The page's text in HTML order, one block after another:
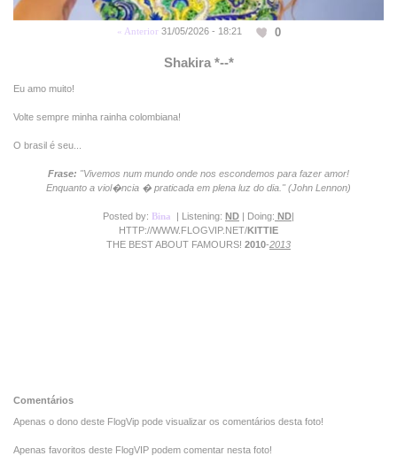
« Anterior31/05/2026 - 18:21 0
Shakira *--*
Eu amo muito!
Volte sempre minha rainha colombiana!
O brasil é seu...
Frase: "Vivemos num mundo onde nos escondemos para fazer amor!
Enquanto a viol�ncia � praticada em plena luz do dia." (John Lennon)
Posted by: Bina | Listening: ND | Doing: ND|
HTTP://WWW.FLOGVIP.NET/KITTIE
THE BEST ABOUT FAMOURS! 2010-2013
Comentários
Apenas o dono deste FlogVip pode visualizar os comentários desta foto!
Apenas favoritos deste FlogVIP podem comentar nesta foto!